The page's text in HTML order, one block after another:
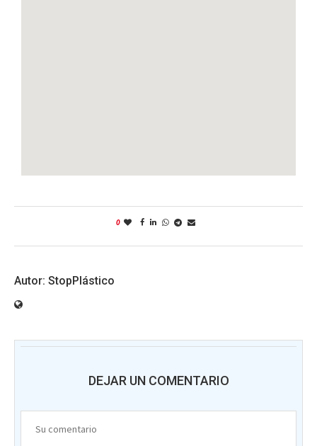
0
StopPlástico
DEJAR UN COMENTARIO